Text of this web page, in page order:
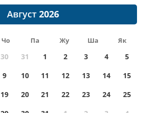
Август
Чо Па Жу Ша Як
30 31 1 2 3 4
5
9 10 11 12 13 14
15
19 20 21 22 23 24
25